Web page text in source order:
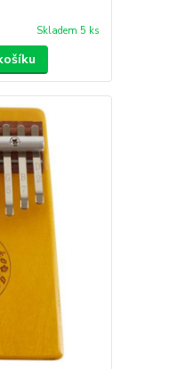
Skladem 5 ks